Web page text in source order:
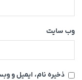
وب‌ سایت
ذخیره نام، ایمیل و